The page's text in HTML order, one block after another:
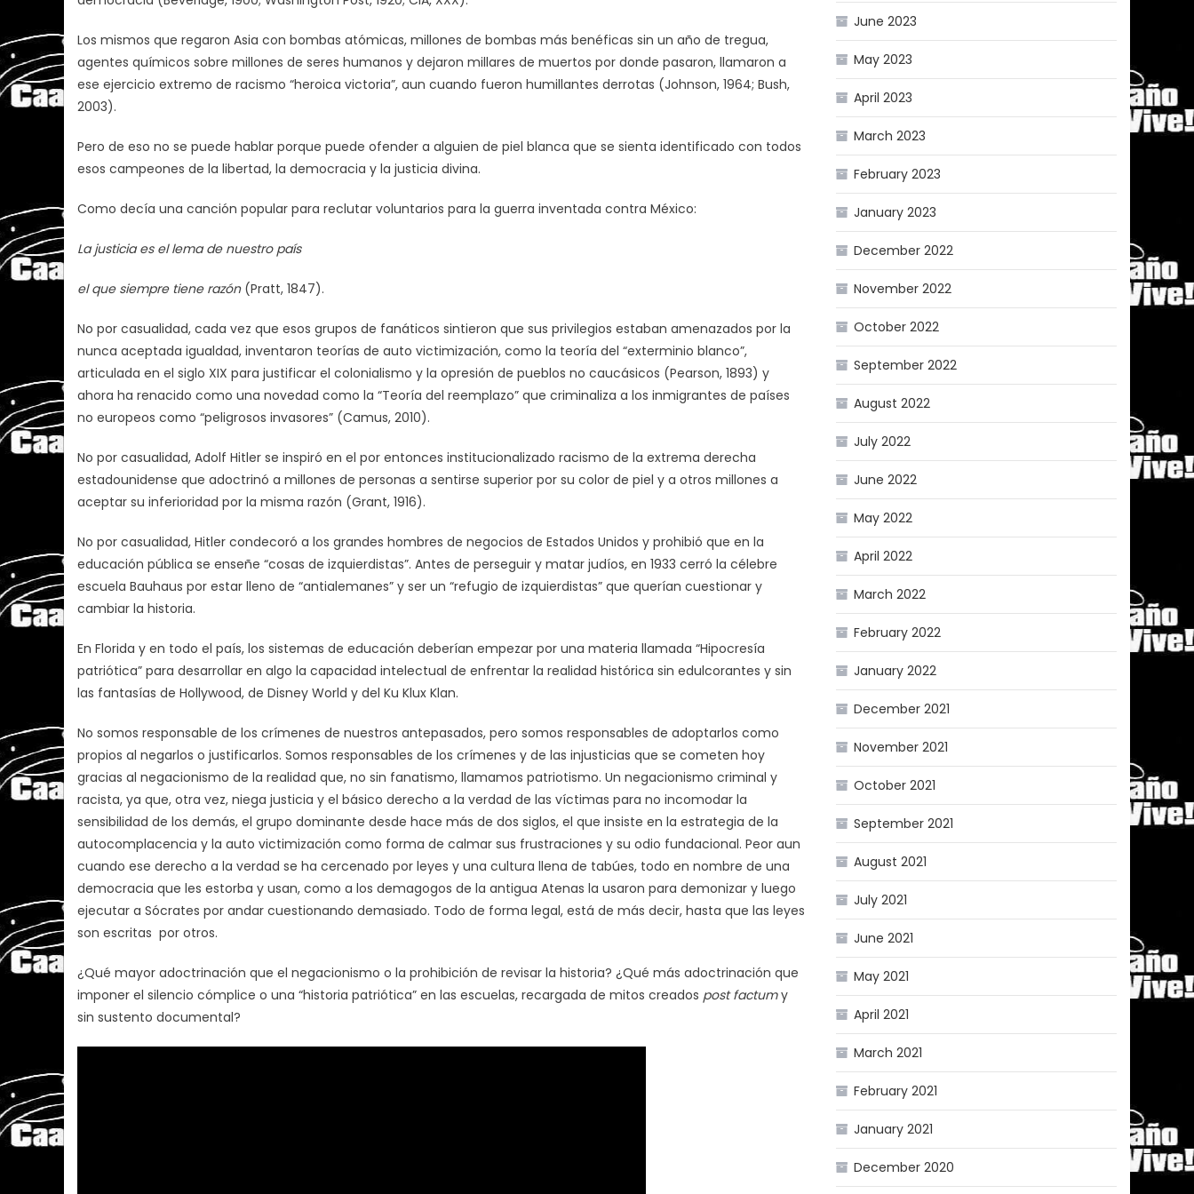
Los mismos que regaron Asia con bombas atómicas, millones de bombas más benéficas sin un año de tregua,
agentes químicos sobre millones de seres humanos y dejaron millares de muertos por donde pasaron, llamaron a
ese ejercicio extremo de racismo “heroica victoria”, aun cuando fueron humillantes derrotas (Johnson, 1964; Bush,
2003).
Pero de eso no se puede hablar porque puede ofender a alguien de piel blanca que se sienta identificado con todos
esos campeones de la libertad, la democracia y la justicia divina.
Como decía una canción popular para reclutar voluntarios para la guerra inventada contra México:
La justicia es el lema de nuestro país
el que siempre tiene razón (Pratt, 1847).
No por casualidad, cada vez que esos grupos de fanáticos sintieron que sus privilegios estaban amenazados por la
nunca aceptada igualdad, inventaron teorías de auto victimización, como la teoría del “exterminio blanco”,
articulada en el siglo XIX para justificar el colonialismo y la opresión de pueblos no caucásicos (Pearson, 1893) y
ahora ha renacido como una novedad como la “Teoría del reemplazo” que criminaliza a los inmigrantes de países
no europeos como “peligrosos invasores” (Camus, 2010).
No por casualidad, Adolf Hitler se inspiró en el por entonces institucionalizado racismo de la extrema derecha
estadounidense que adoctrinó a millones de personas a sentirse superior por su color de piel y a otros millones a
aceptar su inferioridad por la misma razón (Grant, 1916).
No por casualidad, Hitler condecoró a los grandes hombres de negocios de Estados Unidos y prohibió que en la
educación pública se enseñe “cosas de izquierdistas”. Antes de perseguir y matar judíos, en 1933 cerró la célebre
escuela Bauhaus por estar lleno de “antialemanes” y ser un “refugio de izquierdistas” que querían cuestionar y
cambiar la historia.
En Florida y en todo el país, los sistemas de educación deberían empezar por una materia llamada “Hipocresía
patriótica” para desarrollar en algo la capacidad intelectual de enfrentar la realidad histórica sin edulcorantes y sin
las fantasías de Hollywood, de Disney World y del Ku Klux Klan.
No somos responsable de los crímenes de nuestros antepasados, pero somos responsables de adoptarlos como
propios al negarlos o justificarlos. Somos responsables de los crímenes y de las injusticias que se cometen hoy
gracias al negacionismo de la realidad que, no sin fanatismo, llamamos patriotismo. Un negacionismo criminal y
racista, ya que, otra vez, niega justicia y el básico derecho a la verdad de las víctimas para no incomodar la
sensibilidad de los demás, el grupo dominante desde hace más de dos siglos, el que insiste en la estrategia de la
autocomplacencia y la auto victimización como forma de calmar sus frustraciones y su odio fundacional. Peor aun
cuando ese derecho a la verdad se ha cercenado por leyes y una cultura llena de tabúes, todo en nombre de una
democracia que les estorba y usan, como a los demagogos de la antigua Atenas la usaron para demonizar y luego
ejecutar a Sócrates por andar cuestionando demasiado. Todo de forma legal, está de más decir, hasta que las leyes
son escritas por otros.
¿Qué mayor adoctrinación que el negacionismo o la prohibición de revisar la historia? ¿Qué más adoctrinación que
imponer el silencio cómplice o una “historia patriótica” en las escuelas, recargada de mitos creados post factumy
sin sustento documental?
June 2023
May 2023
April 2023
March 2023
February 2023
January 2023
December 2022
November 2022
October 2022
September 2022
August 2022
July 2022
June 2022
May 2022
April 2022
March 2022
February 2022
January 2022
December 2021
November 2021
October 2021
September 2021
August 2021
July 2021
June 2021
May 2021
April 2021
March 2021
February 2021
January 2021
December 2020